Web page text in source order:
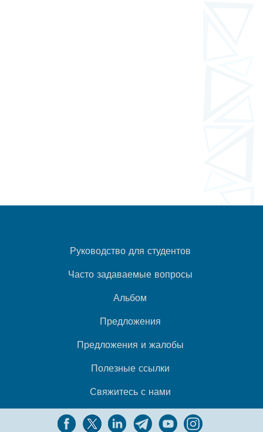
Руководство для студентов
Часто задаваемые вопросы
Альбом
Предложения
Предложения и жалобы
Полезные ссылки
Свяжитесь с нами